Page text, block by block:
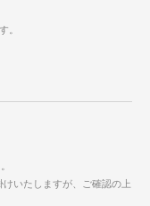
。
いたしますが、ご確認の上